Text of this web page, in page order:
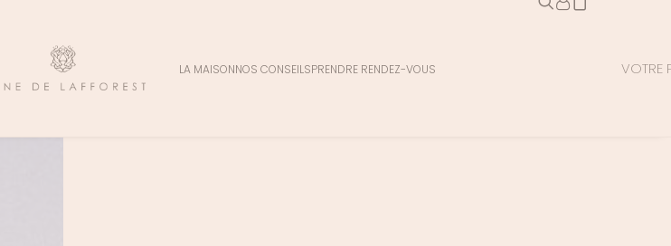
LA MAISONNOS CONSEILSPRENDRE RENDEZ-VOUS VOTRE